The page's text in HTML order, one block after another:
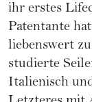
ihr erstes
Patentante
liebenswert
studierte
Italienisch